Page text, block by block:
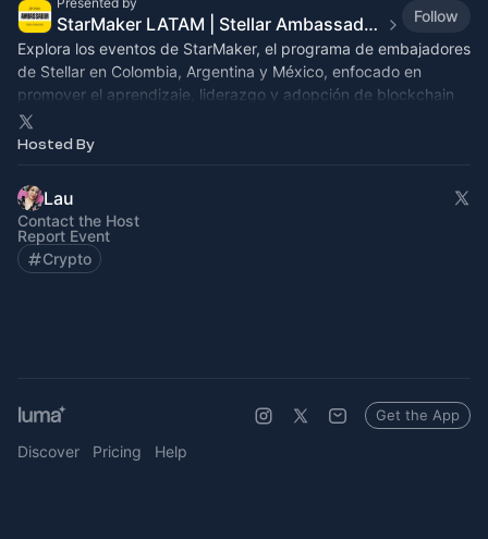
StarMaker LATAM | Stellar Ambassador Program
Follow
Explora los eventos de StarMaker, el programa de embajadores
de Stellar en Colombia, Argentina y México, enfocado en
promover el aprendizaje, liderazgo y adopción de blockchain
en LATAM
Hosted By
Lau
Contact the Host
Report Event
Crypto
Discover Pricing Help
Get the App